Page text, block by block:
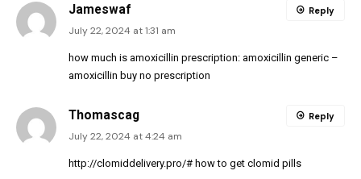
Jameswaf
July 22, 2024 at 1:31 am
how much is amoxicillin prescription: amoxicillin generic –
amoxicillin buy no prescription
Reply
Thomascag
July 22, 2024 at 4:24 am
http://clomiddelivery.pro/# how to get clomid pills
Reply